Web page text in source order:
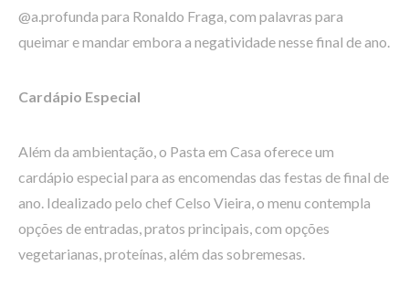
@a.profunda para Ronaldo Fraga, com palavras para
queimar e mandar embora a negatividade nesse final de ano.
Cardápio Especial
Além da ambientação, o Pasta em Casa oferece um
cardápio especial para as encomendas das festas de final de
ano. Idealizado pelo chef Celso Vieira, o menu contempla
opções de entradas, pratos principais, com opções
vegetarianas, proteínas, além das sobremesas.